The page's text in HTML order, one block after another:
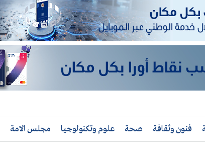
فنون وثقافة صحة علوم وتكنولوجيا مجلس الامة